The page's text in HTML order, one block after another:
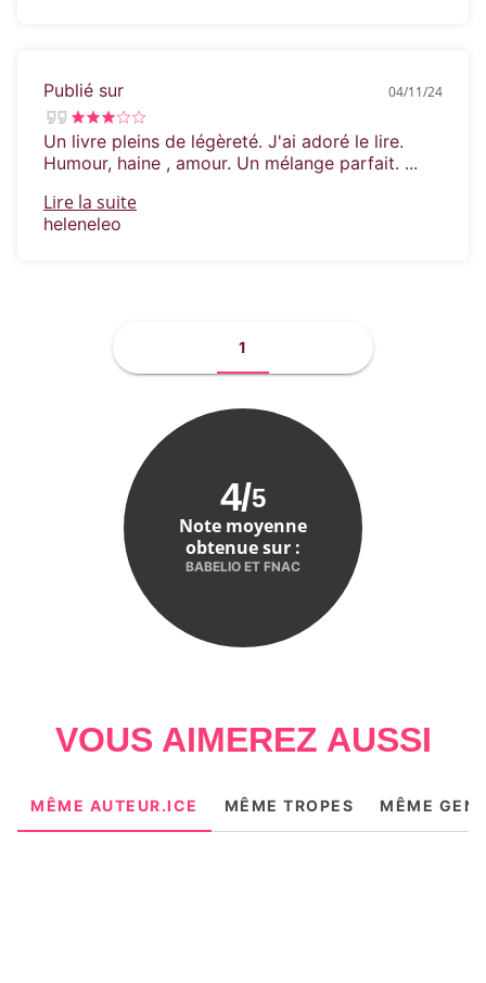
Publié sur 04/11/24
Un livre pleins de légèreté. J'ai adoré le lire.
Humour, haine , amour. Un mélange parfait. ...
Lire la suite
heleneleo
1
4/5
Note moyenne
obtenue sur :
BABELIO ET FNAC
VOUS AIMEREZ AUSSI
MÊME AUTEUR.ICE MÊME TROPES MÊME